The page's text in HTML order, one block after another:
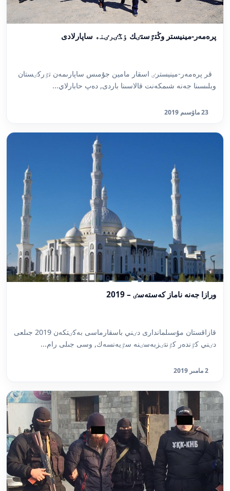
پرەمەر-مينيستر وڭتٷستٸك ٶڭٸرٸنە ساپارلادى
قر پرەمەر-مينيسترٸ اسقار مامين جۇمىس ساپارىمەن تٷركٸستان
وبلىسىنا جەنە شىمكەنت قالاسىنا باردى, دەپ حابارلاي...
23 ماۋسىم 2019
ورازا جەنە ناماز كەستەسٸ – 2019
قازاقستان مۇسىلماندارى دٸني باسقارماسى بەكٸتكەن 2019 جىلعى
دٸني كٷندەر كٷنتٸزبەسٸنە سٷيەنسەك, وسى جىلى رام...
2 مامىر 2019